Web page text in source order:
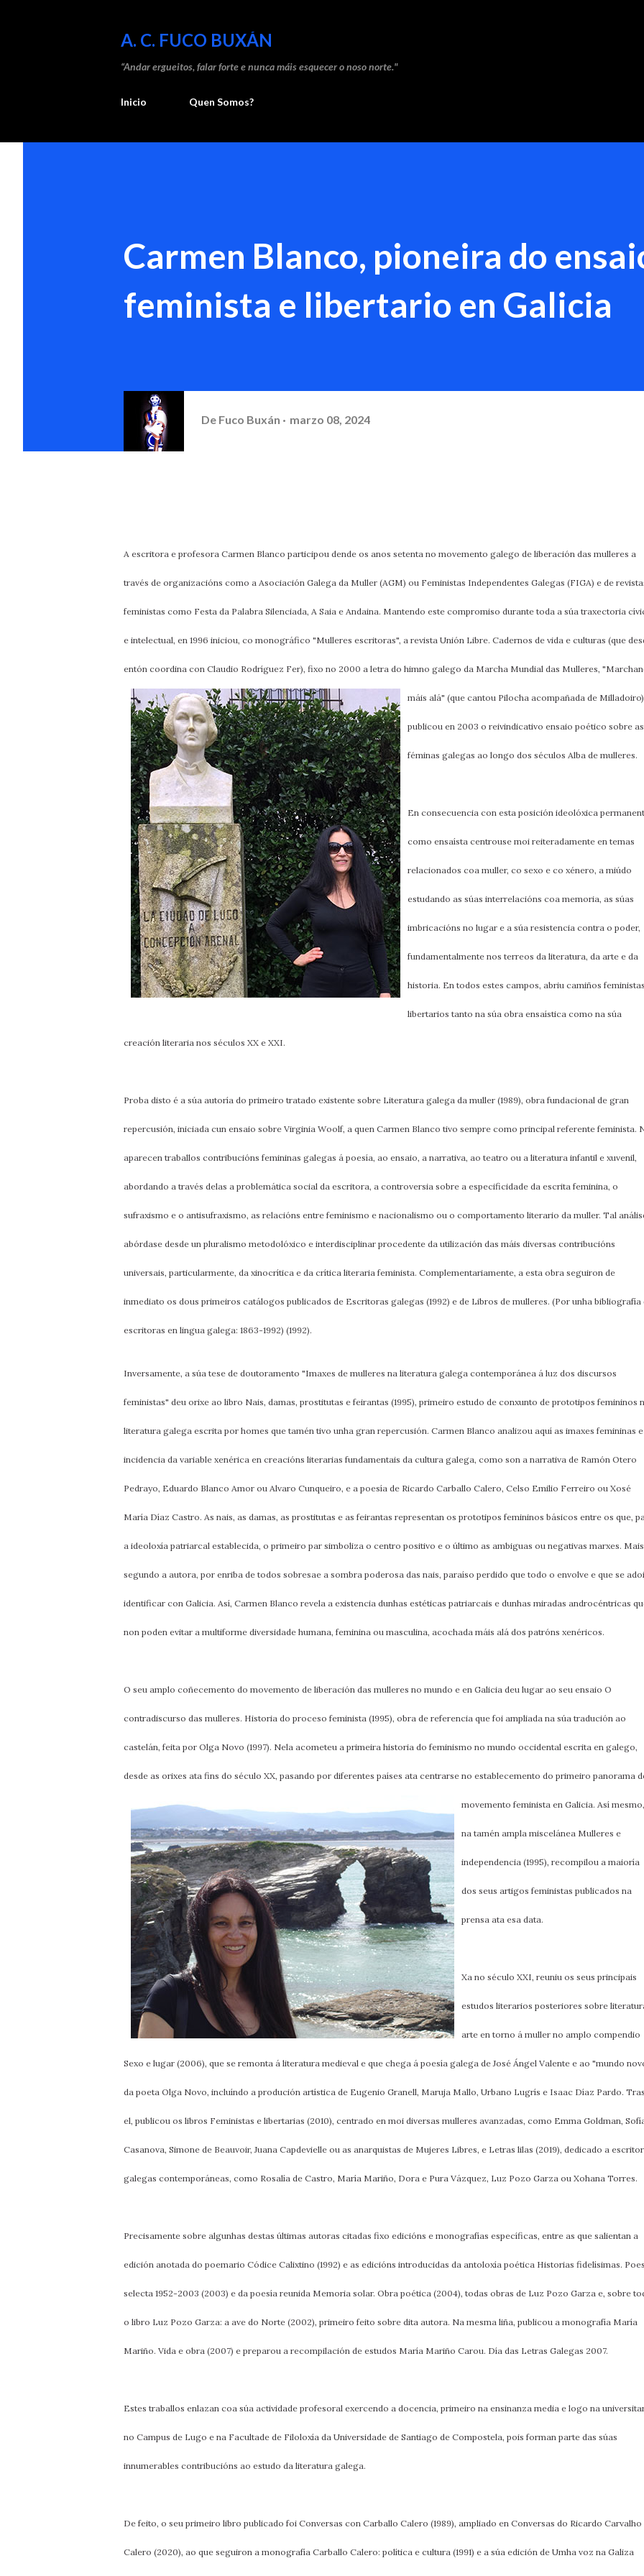
A. C. FUCO BUXÁN
“Andar ergueitos, falar forte e nunca máis esquecer o noso norte."
Inicio Quen Somos?
Carmen Blanco, pioneira do
feminista e libertario en Galicia
De Fuco Buxán marzo 08, 2024
A escritora e profesora Carmen Blanco participou dende os anos setenta no movemento galego de liberación das mulleres a
través de organizacións como a Asociación Galega da Muller (AGM) ou Feministas Independentes Galegas (FIGA) e de
feministas como Festa da Palabra Silenciada, A Saia e Andaina. Mantendo este compromiso durante toda a súa traxectoria
e intelectual, en 1996 iniciou, co monográfico "Mulleres escritoras", a revista Unión Libre. Cadernos de vida e culturas (que
entón coordina con Claudio Rodríguez Fer), fixo no 2000 a letra do himno galego da Marcha Mundial das Mulleres,
máis alá" (que cantou Pilocha acompañada de
publicou en 2003 o reivindicativo ensaio poético sobre as
féminas galegas ao longo dos séculos Alba de mulleres.
En consecuencia con esta posición ideolóxica
como ensaísta centrouse moi reiteradamente en temas
relacionados coa muller, co sexo e co xénero, a miúdo
estudando as súas interrelacións coa memoria, as súas
imbricacións no lugar e a súa resistencia contra o poder,
fundamentalmente nos terreos da literatura, da arte e da
historia. En todos estes campos, abriu camiños
libertarios tanto na súa obra ensaística como na súa
creación literaria nos séculos XX e XXI.
Proba disto é a súa autoría do primeiro tratado existente sobre Literatura galega da muller (1989), obra fundacional de gran
repercusión, iniciada cun ensaio sobre Virginia Woolf, a quen Carmen Blanco tivo sempre como principal referente feminista.
aparecen traballos contribucións femininas galegas á poesía, ao ensaio, a narrativa, ao teatro ou a literatura infantil e xuvenil,
abordando a través delas a problemática social da escritora, a controversia sobre a especificidade da escrita feminina, o
sufraxismo e o antisufraxismo, as relacións entre feminismo e nacionalismo ou o comportamento literario da muller. Tal
abórdase desde un pluralismo metodolóxico e interdisciplinar procedente da utilización das máis diversas contribucións
universais, particularmente, da xinocrítica e da crítica literaria feminista. Complementariamente, a esta obra seguiron de
inmediato os dous primeiros catálogos publicados de Escritoras galegas (1992) e de Libros de mulleres. (Por unha bibliografía
escritoras en lingua galega: 1863-1992) (1992).
Inversamente, a súa tese de doutoramento "Imaxes de mulleres na literatura galega contemporánea á luz dos discursos
feministas" deu orixe ao libro Nais, damas, prostitutas e feirantas (1995), primeiro estudo de conxunto de prototipos femininos
literatura galega escrita por homes que tamén tivo unha gran repercusión. Carmen Blanco analizou aquí as imaxes femininas
incidencia da variable xenérica en creacións literarias fundamentais da cultura galega, como son a narrativa de Ramón Otero
Pedrayo, Eduardo Blanco Amor ou Alvaro Cunqueiro, e a poesía de Ricardo Carballo Calero, Celso Emilio Ferreiro ou Xosé
María Díaz Castro. As nais, as damas, as prostitutas e as feirantas representan os prototipos femininos básicos entre os que,
a ideoloxía patriarcal establecida, o primeiro par simboliza o centro positivo e o último as ambiguas ou negativas marxes.
segundo a autora, por enriba de todos sobresae a sombra poderosa das nais, paraíso perdido que todo o envolve e que se
identificar con Galicia. Así, Carmen Blanco revela a existencia dunhas estéticas patriarcais e dunhas miradas androcéntricas
non poden evitar a multiforme diversidade humana, feminina ou masculina, acochada máis alá dos patróns xenéricos.
O seu amplo coñecemento do movemento de liberación das mulleres no mundo e en Galicia deu lugar ao seu ensaio O
contradiscurso das mulleres. Historia do proceso feminista (1995), obra de referencia que foi ampliada na súa tradución ao
castelán, feita por Olga Novo (1997). Nela acometeu a primeira historia do feminismo no mundo occidental escrita en galego,
desde as orixes ata fins do século XX, pasando por diferentes países ata centrarse no establecemento do primeiro panorama
movemento feminista en Galicia. Así mesmo,
na tamén ampla miscelánea Mulleres e
independencia (1995), recompilou a maioría
dos seus artigos feministas publicados na
prensa ata esa data.
Xa no século XXI, reuniu os seus principais
estudos literarios posteriores sobre
arte en torno á muller no amplo compendio
Sexo e lugar (2006), que se remonta á literatura medieval e que chega á poesía galega de José Ángel Valente e ao "mundo
da poeta Olga Novo, incluíndo a produción artística de Eugenio Granell, Maruja Mallo, Urbano Lugrís e Isaac Díaz Pardo. Tras
el, publicou os libros Feministas e libertarias (2010), centrado en moi diversas mulleres avanzadas, como Emma Goldman,
Casanova, Simone de Beauvoir, Juana Capdevielle ou as anarquistas de Mujeres Libres, e Letras lilas (2019), dedicado a
galegas contemporáneas, como Rosalía de Castro, María Mariño, Dora e Pura Vázquez, Luz Pozo Garza ou Xohana Torres.
Precisamente sobre algunhas destas últimas autoras citadas fixo edicións e monografías específicas, entre as que salientan a
edición anotada do poemario Códice Calixtino (1992) e as edicións introducidas da antoloxía poética Historias fidelísimas.
selecta 1952-2003 (2003) e da poesía reunida Memoria solar. Obra poética (2004), todas obras de Luz Pozo Garza e, sobre
o libro Luz Pozo Garza: a ave do Norte (2002), primeiro feito sobre dita autora. Na mesma liña, publicou a monografía María
Mariño. Vida e obra (2007) e preparou a recompilación de estudos María Mariño Carou. Día das Letras Galegas 2007.
Estes traballos enlazan coa súa actividade profesoral exercendo a docencia, primeiro na ensinanza media e logo na
no Campus de Lugo e na Facultade de Filoloxía da Universidade de Santiago de Compostela, pois forman parte das súas
innumerables contribucións ao estudo da literatura galega.
De feito, o seu primeiro libro publicado foi Conversas con Carballo Calero (1989), ampliado en Conversas do Ricardo Carvalho
Calero (2020), ao que seguiron a monografía Carballo Calero: política e cultura (1991) e a súa edición de Umha voz na Galiza